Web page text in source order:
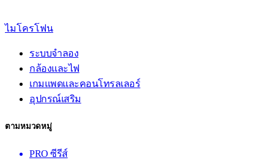
ไมโครโฟน
ระบบจำลอง
กล้องและไฟ
เกมแพดและคอนโทรลเลอร์
อุปกรณ์เสริม
ตามหมวดหมู่
PRO ซีรีส์